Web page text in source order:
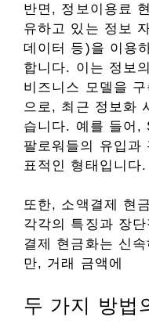
반면, 정보이용료
유하고 있는 정보
데이터 등)을 이용
합니다. 이는 정보
비즈니스 모델을
으로, 최근 정보화
습니다. 예를 들어,
팔로워들의 유입과
표적인 형태입니다.
또한, 소액결제 현
각각의 특징과 장
결제 현금화는 신
만, 거래 금액에
두 가지 방법